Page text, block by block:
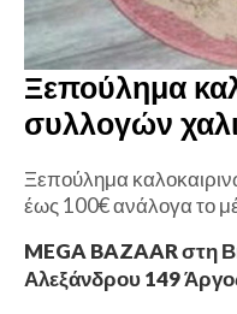
Ξεπούλημα
συλλογών
Ξεπούλημα
έως 100€ ανάλογα το
MEGA BAZAAR στη
Αλεξάνδρου 149